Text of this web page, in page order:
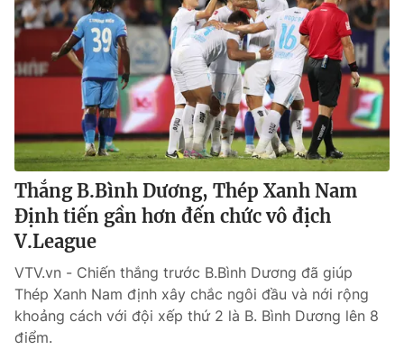
Thắng B.Bình Dương, Thép Xanh Nam
Định tiến gần hơn đến chức vô địch
V.League
VTV.vn - Chiến thắng trước B.Bình Dương đã giúp
Thép Xanh Nam định xây chắc ngôi đầu và nới rộng
khoảng cách với đội xếp thứ 2 là B. Bình Dương lên 8
điểm.